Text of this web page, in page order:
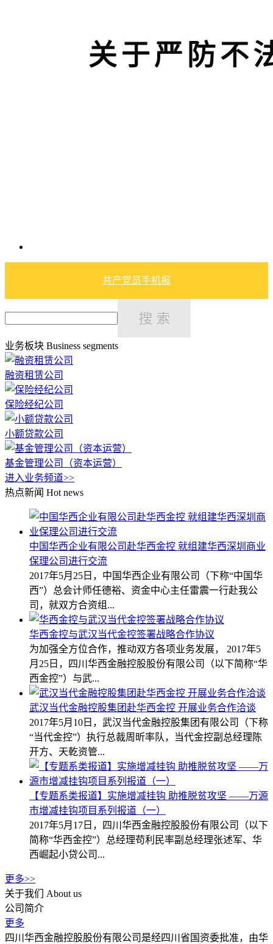
共产党员手机报
业务板块 Business segments
融资租赁公司
保险经纪公司
小额贷款公司
基金管理公司（资本运营）
进入业务频道>>
热点新闻 Hot news
中国华西企业有限公司赴华西金控 就组建华西深圳商业
保理公司进行交流
2017年5月25日，中国华西企业有限公司（下称“中国华
西”）总会计师任德裕、资金中心主任雷震一行赴我公
司，就双方合资组...
华西金控与武汉当代金控签署战略合作协议
为加强全方位合作，推动双方各项业务发展， 2017年5
月25日，四川华西金融控股股份有限公司（以下简称“华
西金控”）与武...
武汉当代金融控股集团赴华西金控 开展业务合作洽谈
2017年5月10日，武汉当代金融控股集团有限公司（下称
“当代金控”）执行总裁周昕率队，当代金控副总经理陈
开方、天乾资管...
【专题系类报道】实施增减挂钩 助推脱贫攻坚 ——万源
市增减挂钩项目系列报道（一）
2017年5月17日，四川华西金融控股股份有限公司（以下
简称“华西金控”）总经理苟利民率副总经理张述军、华
西崛起小贷公司...
更多>>
关于我们
About us
公司简介
更多
四川华西金融控股股份有限公司是经四川省国资委批准，由华